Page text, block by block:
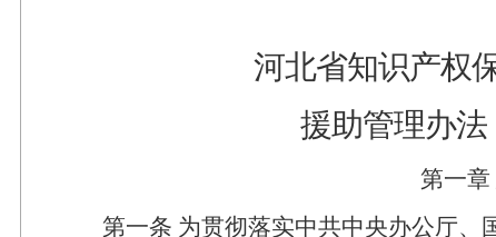
河北省知识产权
援助管理办法
第一章
第一条 为贯彻落实中共中央办公厅、